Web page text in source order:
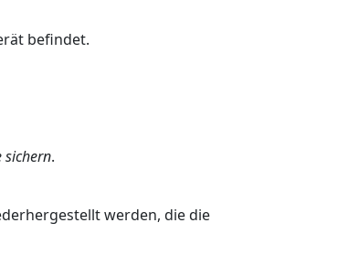
befindet.
sichern.
werden, die die